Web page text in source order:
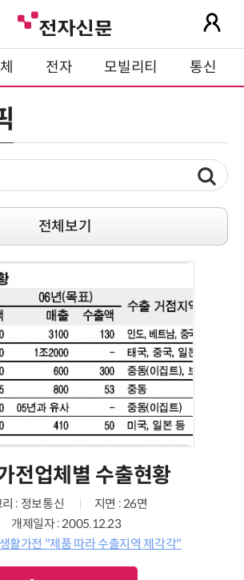
전자 모빌리티 통신
전체보기
전업체별 수출현황
: 정보통신
지면 : 26면
개제일자 : 2005.12.23
생활가전 "제품 따라 수출지역 제각각"